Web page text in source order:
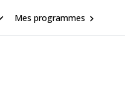
Mes programmes